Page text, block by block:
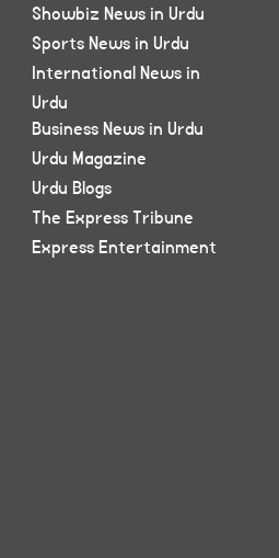
Showbiz News in Urdu
Sports News in Urdu
International News in
Urdu
Business News in Urdu
Urdu Magazine
Urdu Blogs
The Express Tribune
Express Entertainment